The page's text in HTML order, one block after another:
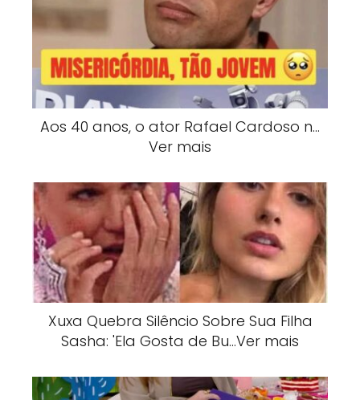
Aos 40 anos, o ator Rafael Cardoso n…
Ver mais
Xuxa Quebra Silêncio Sobre Sua Filha
Sasha: 'Ela Gosta de Bu…Ver mais